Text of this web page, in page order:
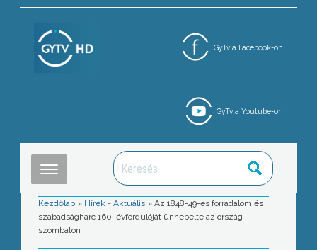
GyTv a Facebook-on
GyTv a Youtube-on
Kezdőlap » Hírek - Aktuális »Az 1848-49-es forradalom és
szabadságharc 160. évfordulóját ünnepelte az ország
szombaton